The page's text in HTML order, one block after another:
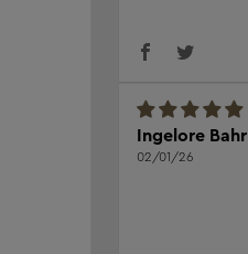
Ingelore Bahr
02/01/26